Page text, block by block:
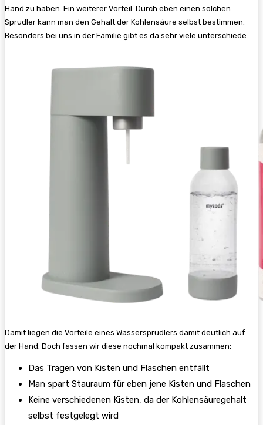
Hand zu haben. Ein weiterer Vorteil: Durch eben einen solchen
Sprudler kann man den Gehalt der Kohlensäure selbst bestimmen.
Besonders bei uns in der Familie gibt es da sehr viele unterschiede.
Damit liegen die Vorteile eines Wassersprudlers damit deutlich auf
der Hand. Doch fassen wir diese nochmal kompakt zusammen:
Das Tragen von Kisten und Flaschen entfällt
Man spart Stauraum für eben jene Kisten und Flaschen
Keine verschiedenen Kisten, da der Kohlensäuregehalt
selbst festgelegt wird